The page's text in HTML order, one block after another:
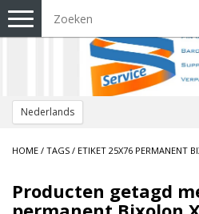
Nederlands
Toggle
navigation
HOME / TAGS / ETIKET 25X76 PERMANENT
Producten getagd